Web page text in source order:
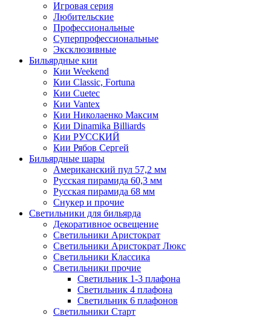
Игровая серия
Любительские
Профессиональные
Суперпрофессиональные
Эксклюзивные
Бильярдные кии
Кии Weekend
Кии Classic, Fortuna
Кии Cuetec
Кии Vantex
Кии Николаенко Максим
Кии Dinamika Billiards
Кии РУССКИЙ
Кии Рябов Сергей
Бильярдные шары
Американский пул 57,2 мм
Русская пирамида 60,3 мм
Русская пирамида 68 мм
Снукер и прочие
Светильники для бильярда
Декоративное освещение
Светильники Аристократ
Светильники Аристократ Люкс
Светильники Классика
Светильники прочие
Светильник 1-3 плафона
Светильник 4 плафона
Светильник 6 плафонов
Светильники Старт